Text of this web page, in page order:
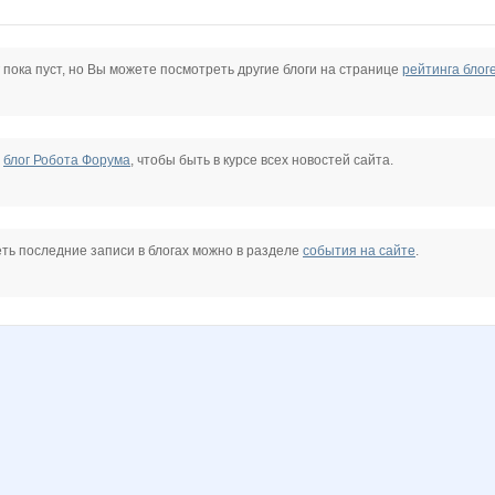
Леди ШаГаНэ 923
пока пуст, но Вы можете посмотреть другие блоги на странице рейтинга
блог Робота Форума, чтобы быть в курсе всех новостей сайта.
последние записи в блогах можно в разделе события на сайте.